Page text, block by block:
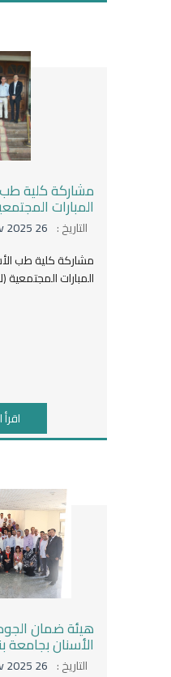
مشاركة كلية
المبارات
التاريخ : 26 Nov 2025
مشاركة كلية طب
المبارات المجتمعية
هيئة ضمان
الأسنان
التاريخ : 26 Nov 2025